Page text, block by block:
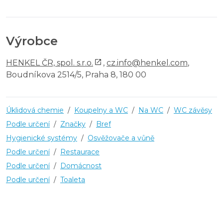
Výrobce
HENKEL ČR, spol. s.r.o. , cz.info@henkel.com,
Boudníkova 2514/5, Praha 8, 180 00
Úklidová chemie / Koupelny a WC / Na WC / WC závěsy
Podle určení / Značky / Bref
Hygienické systémy / Osvěžovače a vůně
Podle určení / Restaurace
Podle určení / Domácnost
Podle určení / Toaleta